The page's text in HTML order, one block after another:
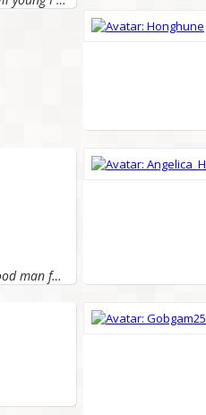
Read well.... About me .... looking for good man for...